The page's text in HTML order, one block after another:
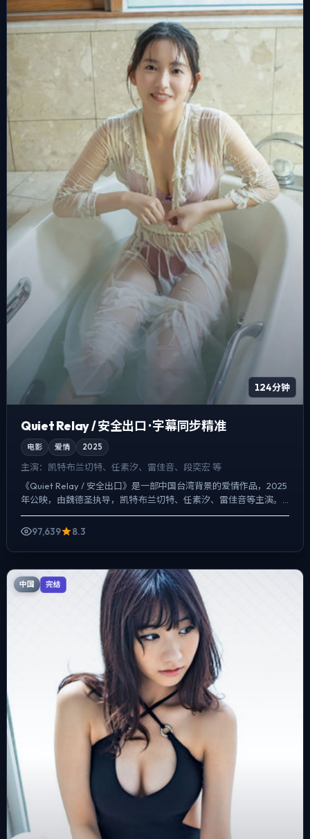
124分钟
Quiet Relay / 安全出口 · 字幕同步精准
电影 爱情 2025
主演： 凯特·布兰切特、任素汐、雷佳音、段奕宏 等
《Quiet Relay / 安全出口》是一部中国台湾背景的爱情作品，2025
年公映，由魏德圣执导，凯特·布兰切特、任素汐、雷佳音等主演。
把城市当作角色来写，夜景与雨声贯穿全片...
97,639
8.3
中国 完结